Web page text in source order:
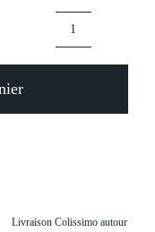
de
Breton
Livraison Colissimo autour